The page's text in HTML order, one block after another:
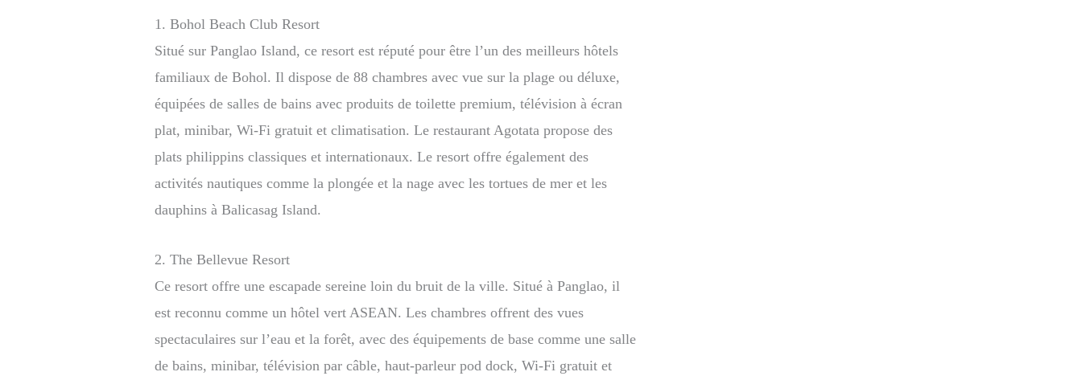
1. Bohol Beach Club Resort
Situé sur Panglao Island, ce resort est réputé pour être l’un des meilleurs hôtels
familiaux de Bohol. Il dispose de 88 chambres avec vue sur la plage ou déluxe,
équipées de salles de bains avec produits de toilette premium, télévision à écran
plat, minibar, Wi-Fi gratuit et climatisation. Le restaurant Agotata propose des
plats philippins classiques et internationaux. Le resort offre également des
activités nautiques comme la plongée et la nage avec les tortues de mer et les
dauphins à Balicasag Island.
2. The Bellevue Resort
Ce resort offre une escapade sereine loin du bruit de la ville. Situé à Panglao, il
est reconnu comme un hôtel vert ASEAN. Les chambres offrent des vues
spectaculaires sur l’eau et la forêt, avec des équipements de base comme une salle
de bains, minibar, télévision par câble, haut-parleur pod dock, Wi-Fi gratuit et